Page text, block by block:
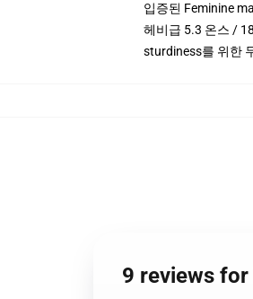
입증된 Feminine
헤비급 5.3 온스 /
sturdiness를 위한
9 reviews for